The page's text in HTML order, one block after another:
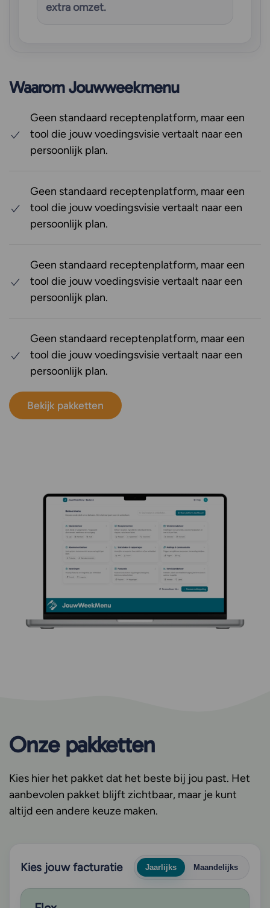
extra omzet.
Waarom Jouwweekmenu
Geen standaard receptenplatform, maar een
tool die jouw voedingsvisie vertaalt naar een
persoonlijk plan.
Geen standaard receptenplatform, maar een
tool die jouw voedingsvisie vertaalt naar een
persoonlijk plan.
Geen standaard receptenplatform, maar een
tool die jouw voedingsvisie vertaalt naar een
persoonlijk plan.
Geen standaard receptenplatform, maar een
tool die jouw voedingsvisie vertaalt naar een
persoonlijk plan.
Bekijk pakketten
Onze pakketten
Kies hier het pakket dat het beste bij jou past. Het
aanbevolen pakket blijft zichtbaar, maar je kunt
altijd een andere keuze maken.
Kies jouw facturatie Jaarlijks Maandelijks